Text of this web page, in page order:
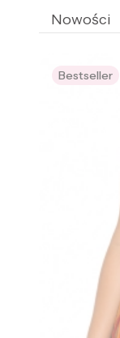
Nowości
Bestseller